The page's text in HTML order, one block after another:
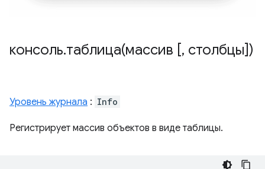
консоль.таблица(массив [, столбцы])
Уровень журнала : Info
Регистрирует массив объектов в виде таблицы.